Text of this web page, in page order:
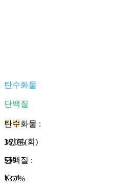
탄수화물
단백질
지방
1인분(회)
550
Kcal
탄수화물 :
36.0%
단백질 :
13.7%